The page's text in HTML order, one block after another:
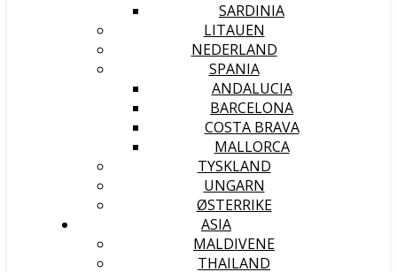
SARDINIA
LITAUEN
NEDERLAND
SPANIA
ANDALUCIA
BARCELONA
COSTA BRAVA
MALLORCA
TYSKLAND
UNGARN
ØSTERRIKE
ASIA
MALDIVENE
THAILAND